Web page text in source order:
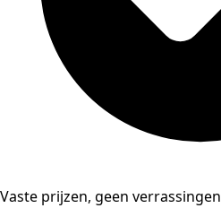
Vaste prijzen, geen verrassingen